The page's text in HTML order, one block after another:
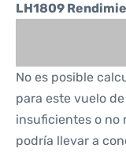
LH1809
No es posible
para este vuelo
insuficientes o no
podría llevar a